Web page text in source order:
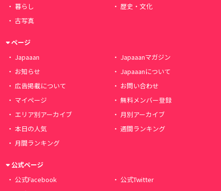
暮らし
歴史・文化
古写真
ページ
Japaaan
Japaaanマガジン
お知らせ
Japaaanについて
広告掲載について
お問い合わせ
マイページ
無料メンバー登録
エリア別アーカイブ
月別アーカイブ
本日の人気
週間ランキング
月間ランキング
公式ページ
公式Facebook
公式Twitter